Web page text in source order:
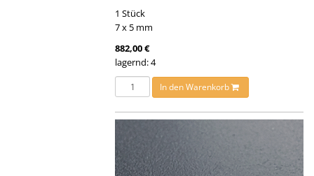
1 Stück
7 x 5 mm
882,00 €
lagernd: 4
In den Warenkorb